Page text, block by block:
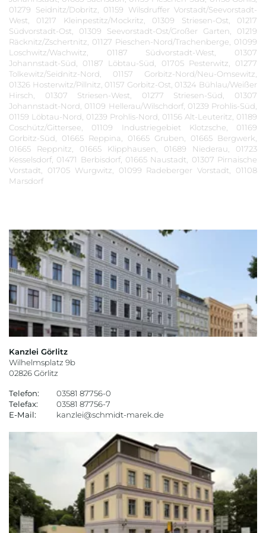
01279 Seidnitz/Dobritz, 01159 Wilsdruffer Vorstadt/Seevorstadt-
West, 01217 Kleinpestitz/Mockritz, 01309 Striesen-Ost, 01217
Südvorstadt-Ost, 01309 Seevorstadt-Ost/Großer Garten, 01219
Räcknitz/Zschertnitz, 01127 Pieschen-Nord/Trachenberge, 01099
Loschwitz/Wachwitz, 01187 Südvorstadt-West, 01307
Johannstadt-Süd, 01187 Löbtau-Süd, 01705 Pesterwitz, 01277
Tolkewitz/Seidnitz-Nord, 01157 Gorbitz-Nord/Neu-Omsewitz,
01326 Hosterwitz/Pillnitz, 01157 Gorbitz-Ost, 01324 Bühlau/Weißer
Hirsch, 01307 Striesen-West, 01277 Striesen-Süd, 01307
Johannstadt-Nord, 01109 Hellerau/Wilschdorf, 01239 Prohlis-Süd,
01159 Löbtau-Nord, 01239 Prohlis-Nord, 01156 Alt-Leuteritz, 01189
Coschütz/Gittersee, 01109 Industriegebiet Klotzsche, 01169
Gorbitz-Süd, 01665 Reppina, 01665 Gruben, 01665 Bergwerk,
01665 Reppnitz, 01665 Klipphausen, 01689 Niederau, 01723
Kesselsdorf, 01471 Berbisdorf, 01665 Naustadt, 01307 Pirnaische
Vorstadt, 01705 Wurgwitz, 01099 Radeberger Vorstadt, 01108
Marsdorf
Kanzlei Görlitz
Wilhelmsplatz 9b
02826 Görlitz
Telefon:
03581 87756-0
Telefax:
03581 87756-7
E-Mail:
kanzlei@schmidt-marek.de